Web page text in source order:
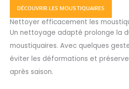
DÉCOUVRIR LES MOUSTIQUAIRES
Nettoyer efficacement les
Un nettoyage adapté prolonge la
moustiquaires. Avec quelques
éviter les déformations et
après saison.